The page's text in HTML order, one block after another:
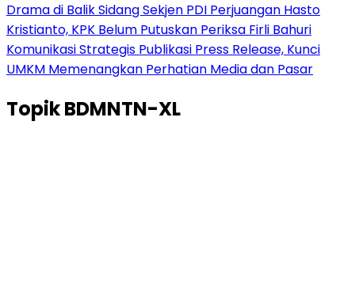
Drama di Balik Sidang Sekjen PDI Perjuangan Hasto
Kristianto, KPK Belum Putuskan Periksa Firli Bahuri
Komunikasi Strategis Publikasi Press Release, Kunci
UMKM Memenangkan Perhatian Media dan Pasar
TopikBDMNTN-XL